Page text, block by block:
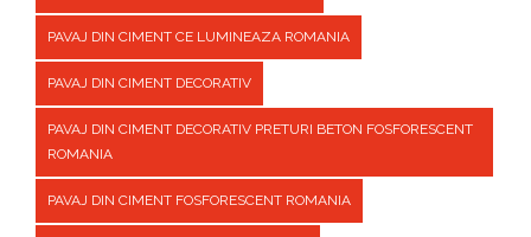
PAVAJ DIN CIMENT CE LUMINEAZA ROMANIA
PAVAJ DIN CIMENT DECORATIV
PAVAJ DIN CIMENT DECORATIV PRETURI BETON FOSFORESCENT
ROMANIA
PAVAJ DIN CIMENT FOSFORESCENT ROMANIA